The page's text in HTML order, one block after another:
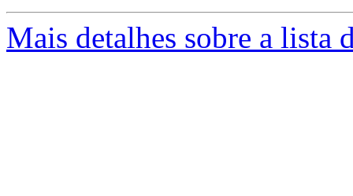
Mais detalhes sobre a lista